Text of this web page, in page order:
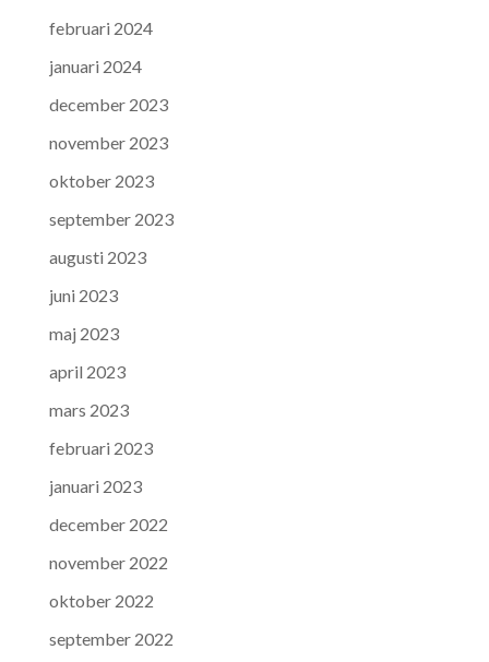
februari 2024
januari 2024
december 2023
november 2023
oktober 2023
september 2023
augusti 2023
juni 2023
maj 2023
april 2023
mars 2023
februari 2023
januari 2023
december 2022
november 2022
oktober 2022
september 2022